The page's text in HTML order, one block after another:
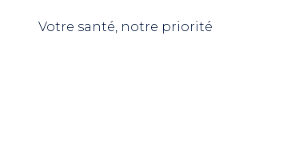
Votre santé, notre priorité